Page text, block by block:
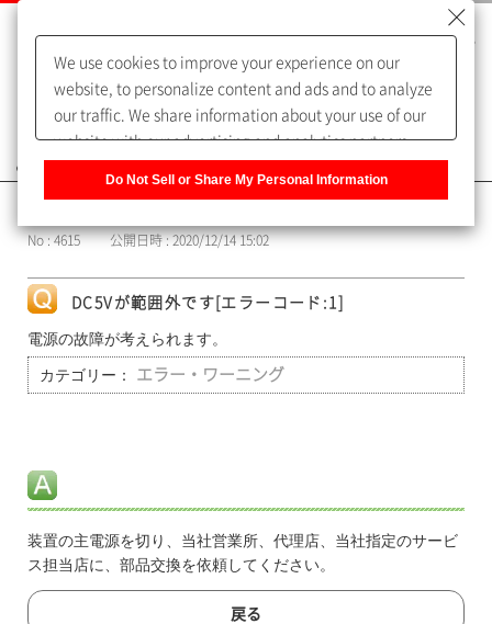
よくあるご質問（FAQ）
No : 4615 公開日時 : 2020/12/14 15:02
DC5Vが範囲外です[エラーコード:1]
電源の故障が考えられます。
カテゴリー： エラー・ワーニング
装置の主電源を切り、当社営業所、代理店、当社指定のサービ
ス担当店に、部品交換を依頼してください。
戻る
We use cookies to improve your experience on our
website, to personalize content and ads and to analyze
our traffic. We share information about your use of our
website with our advertising and analytics partners,
of our sharing information about you with our partners.
Information] to customize your cookie settings on our
Do Not Sell or Share My Personal Information